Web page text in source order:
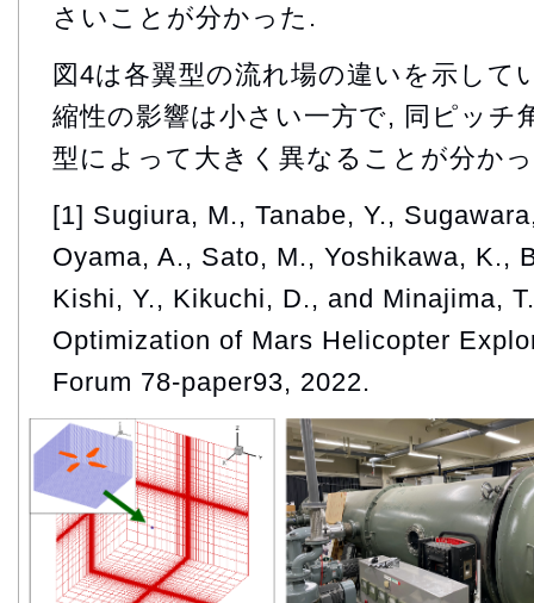
さいことが分かった.
図4は各翼型の流れ場の違いを示して
縮性の影響は小さい一方で, 同ピッチ
型によって大きく異なることが分か
[1] Sugiura, M., Tanabe, Y.,
Oyama, A., Sato, M., Yoshikawa, K.,
Kishi, Y., Kikuchi, D., and Minajima,
Optimization of Mars Helicopter
Forum 78-paper93, 2022.